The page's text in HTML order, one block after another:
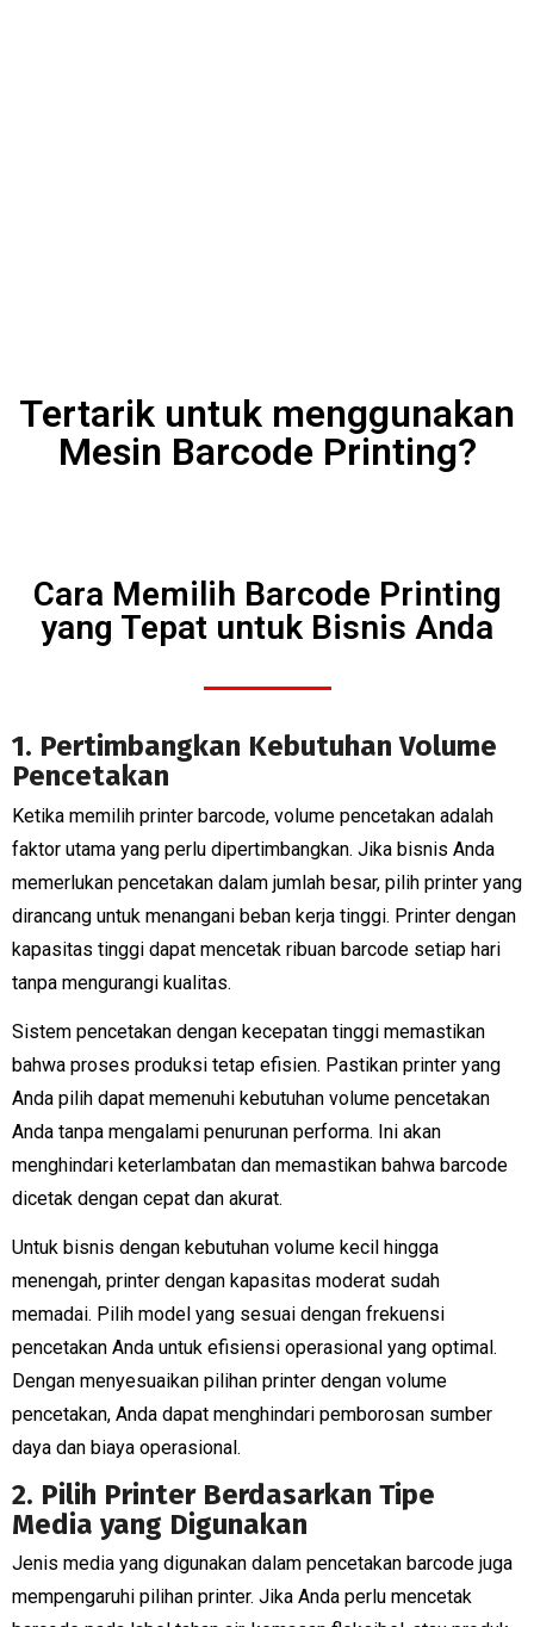
Tertarik untuk menggunakan
Mesin Barcode Printing?
Cara Memilih Barcode Printing
yang Tepat untuk Bisnis Anda
1. Pertimbangkan Kebutuhan Volume
Pencetakan
Ketika memilih printer barcode, volume pencetakan adalah
faktor utama yang perlu dipertimbangkan. Jika bisnis Anda
memerlukan pencetakan dalam jumlah besar, pilih printer yang
dirancang untuk menangani beban kerja tinggi. Printer dengan
kapasitas tinggi dapat mencetak ribuan barcode setiap hari
tanpa mengurangi kualitas.
Sistem pencetakan dengan kecepatan tinggi memastikan
bahwa proses produksi tetap efisien. Pastikan printer yang
Anda pilih dapat memenuhi kebutuhan volume pencetakan
Anda tanpa mengalami penurunan performa. Ini akan
menghindari keterlambatan dan memastikan bahwa barcode
dicetak dengan cepat dan akurat.
Untuk bisnis dengan kebutuhan volume kecil hingga
menengah, printer dengan kapasitas moderat sudah
memadai. Pilih model yang sesuai dengan frekuensi
pencetakan Anda untuk efisiensi operasional yang optimal.
Dengan menyesuaikan pilihan printer dengan volume
pencetakan, Anda dapat menghindari pemborosan sumber
daya dan biaya operasional.
2. Pilih Printer Berdasarkan Tipe
Media yang Digunakan
Jenis media yang digunakan dalam pencetakan barcode juga
mempengaruhi pilihan printer. Jika Anda perlu mencetak